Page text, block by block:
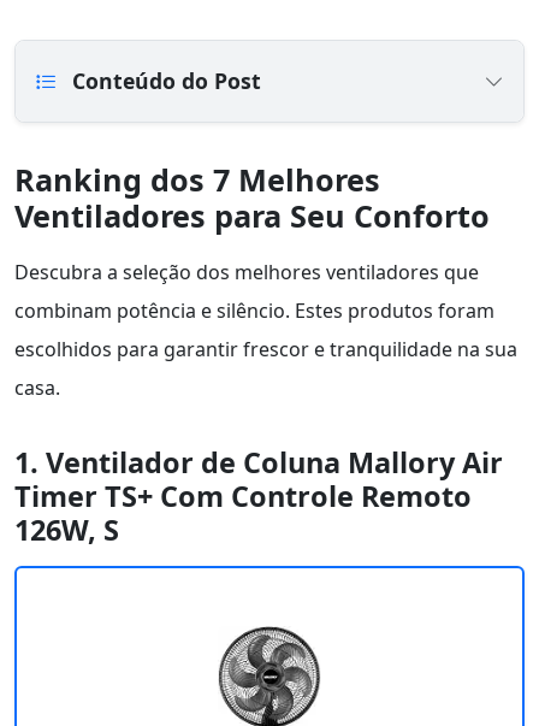
Conteúdo do Post
Ranking dos 7 Melhores
Ventiladores para Seu Conforto
Descubra a seleção dos melhores ventiladores que
combinam potência e silêncio. Estes produtos foram
escolhidos para garantir frescor e tranquilidade na sua
casa.
1. Ventilador de Coluna Mallory Air
Timer TS+ Com Controle Remoto
126W, S